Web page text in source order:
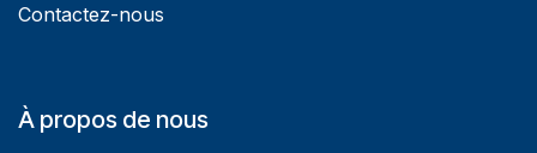
Contactez-nous
À propos de nous